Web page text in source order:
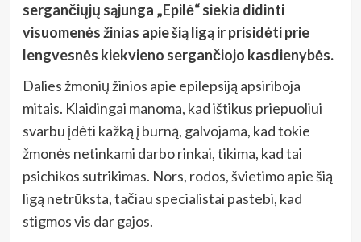
sergančiųjų sąjunga „Epilė“ siekia didinti
visuomenės žinias apie šią ligą ir prisidėti prie
lengvesnės kiekvieno sergančiojo kasdienybės.
Dalies žmonių žinios apie epilepsiją apsiriboja
mitais. Klaidingai manoma, kad ištikus priepuoliui
svarbu įdėti kažką į burną, galvojama, kad tokie
žmonės netinkami darbo rinkai, tikima, kad tai
psichikos sutrikimas. Nors, rodos, švietimo apie šią
ligą netrūksta, tačiau specialistai pastebi, kad
stigmos vis dar gajos.